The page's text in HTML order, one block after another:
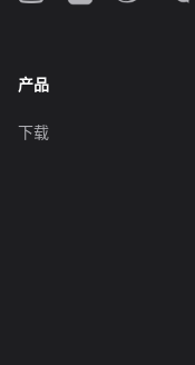
产品
下载